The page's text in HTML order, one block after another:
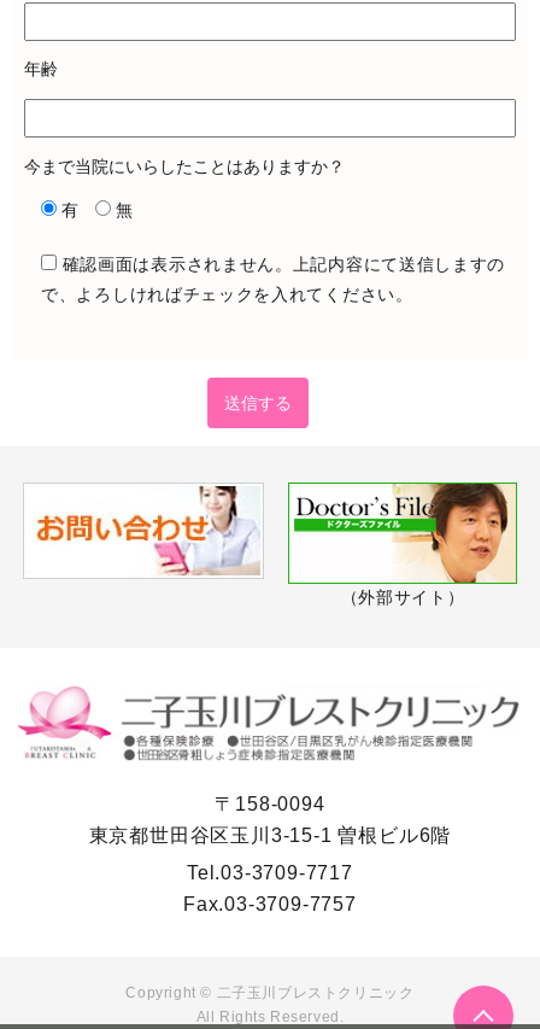
年齢
今まで当院にいらしたことはありますか？
有 無
確認画面は表示されません。上記内容にて送信しますの
で、よろしければチェックを入れてください。
（外部サイト）
〒158-0094
東京都世田谷区玉川3-15-1 曽根ビル6階
Tel.03-3709-7717
Fax.03-3709-7757
Copyright © 二子玉川ブレストクリニック
All Rights Reserved.